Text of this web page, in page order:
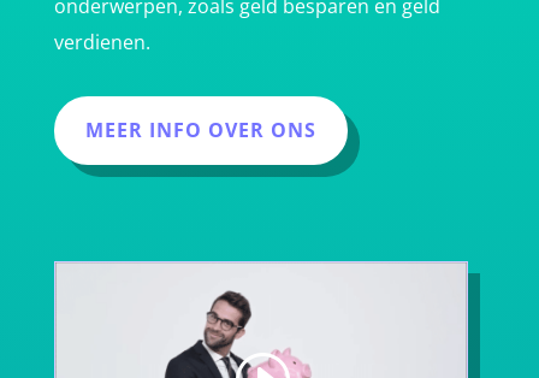
onderwerpen, zoals geld besparen en geld
verdienen.
MEER INFO OVER ONS